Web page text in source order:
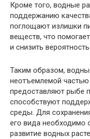
Кроме того, водные
поддержанию
поглощают излишки
веществ, что
и снизить
Таким образом,
неотъемлемой частью
предоставляют рыбе
способствуют
среды. Для
его вида необходимо
развитие водных